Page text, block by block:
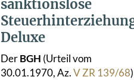
sanktionslose
Deluxe
DerBGH (Urteil vom
30.01.1970, Az.V ZR 139/68)